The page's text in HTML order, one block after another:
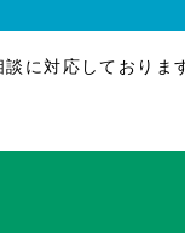
に対応しておりま